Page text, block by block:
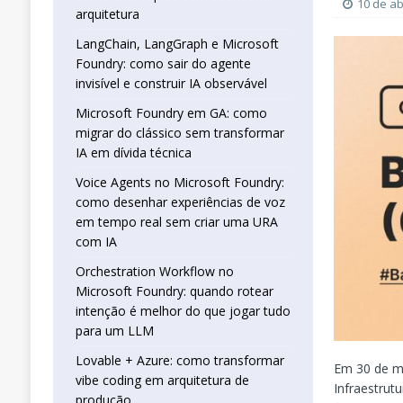
que jogar tudo para um LLM
[ 25 de abril de 2026 ]
Vibe Coding
10 de
Em 30 de
arquitetura
LangChain, LangGraph e Microsoft
Foundry: como sair do agente
invisível e construir IA observável
Microsoft Foundry em GA: como
migrar do clássico sem transformar
IA em dívida técnica
Voice Agents no Microsoft Foundry:
como desenhar experiências de voz
em tempo real sem criar uma URA
com IA
Orchestration Workflow no
Microsoft Foundry: quando rotear
intenção é melhor do que jogar tudo
para um LLM
Lovable + Azure: como transformar
vibe coding em arquitetura de